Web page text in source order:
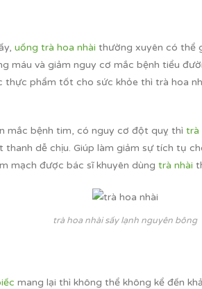
uống trà hoa nhài thường xuyên có thể
máu và giảm nguy cơ mắc bệnh tiểu
phẩm tốt cho sức khỏe thì trà hoa
mắc bệnh tim, có nguy cơ đột quỵ thì trà
dễ chịu. Giúp làm giảm sự tích tụ
mạch được bác sĩ khuyên dùng trà nhài
trà hoa nhài sấy lạnh nguyên bông
mang lại thì không thể không kể đến